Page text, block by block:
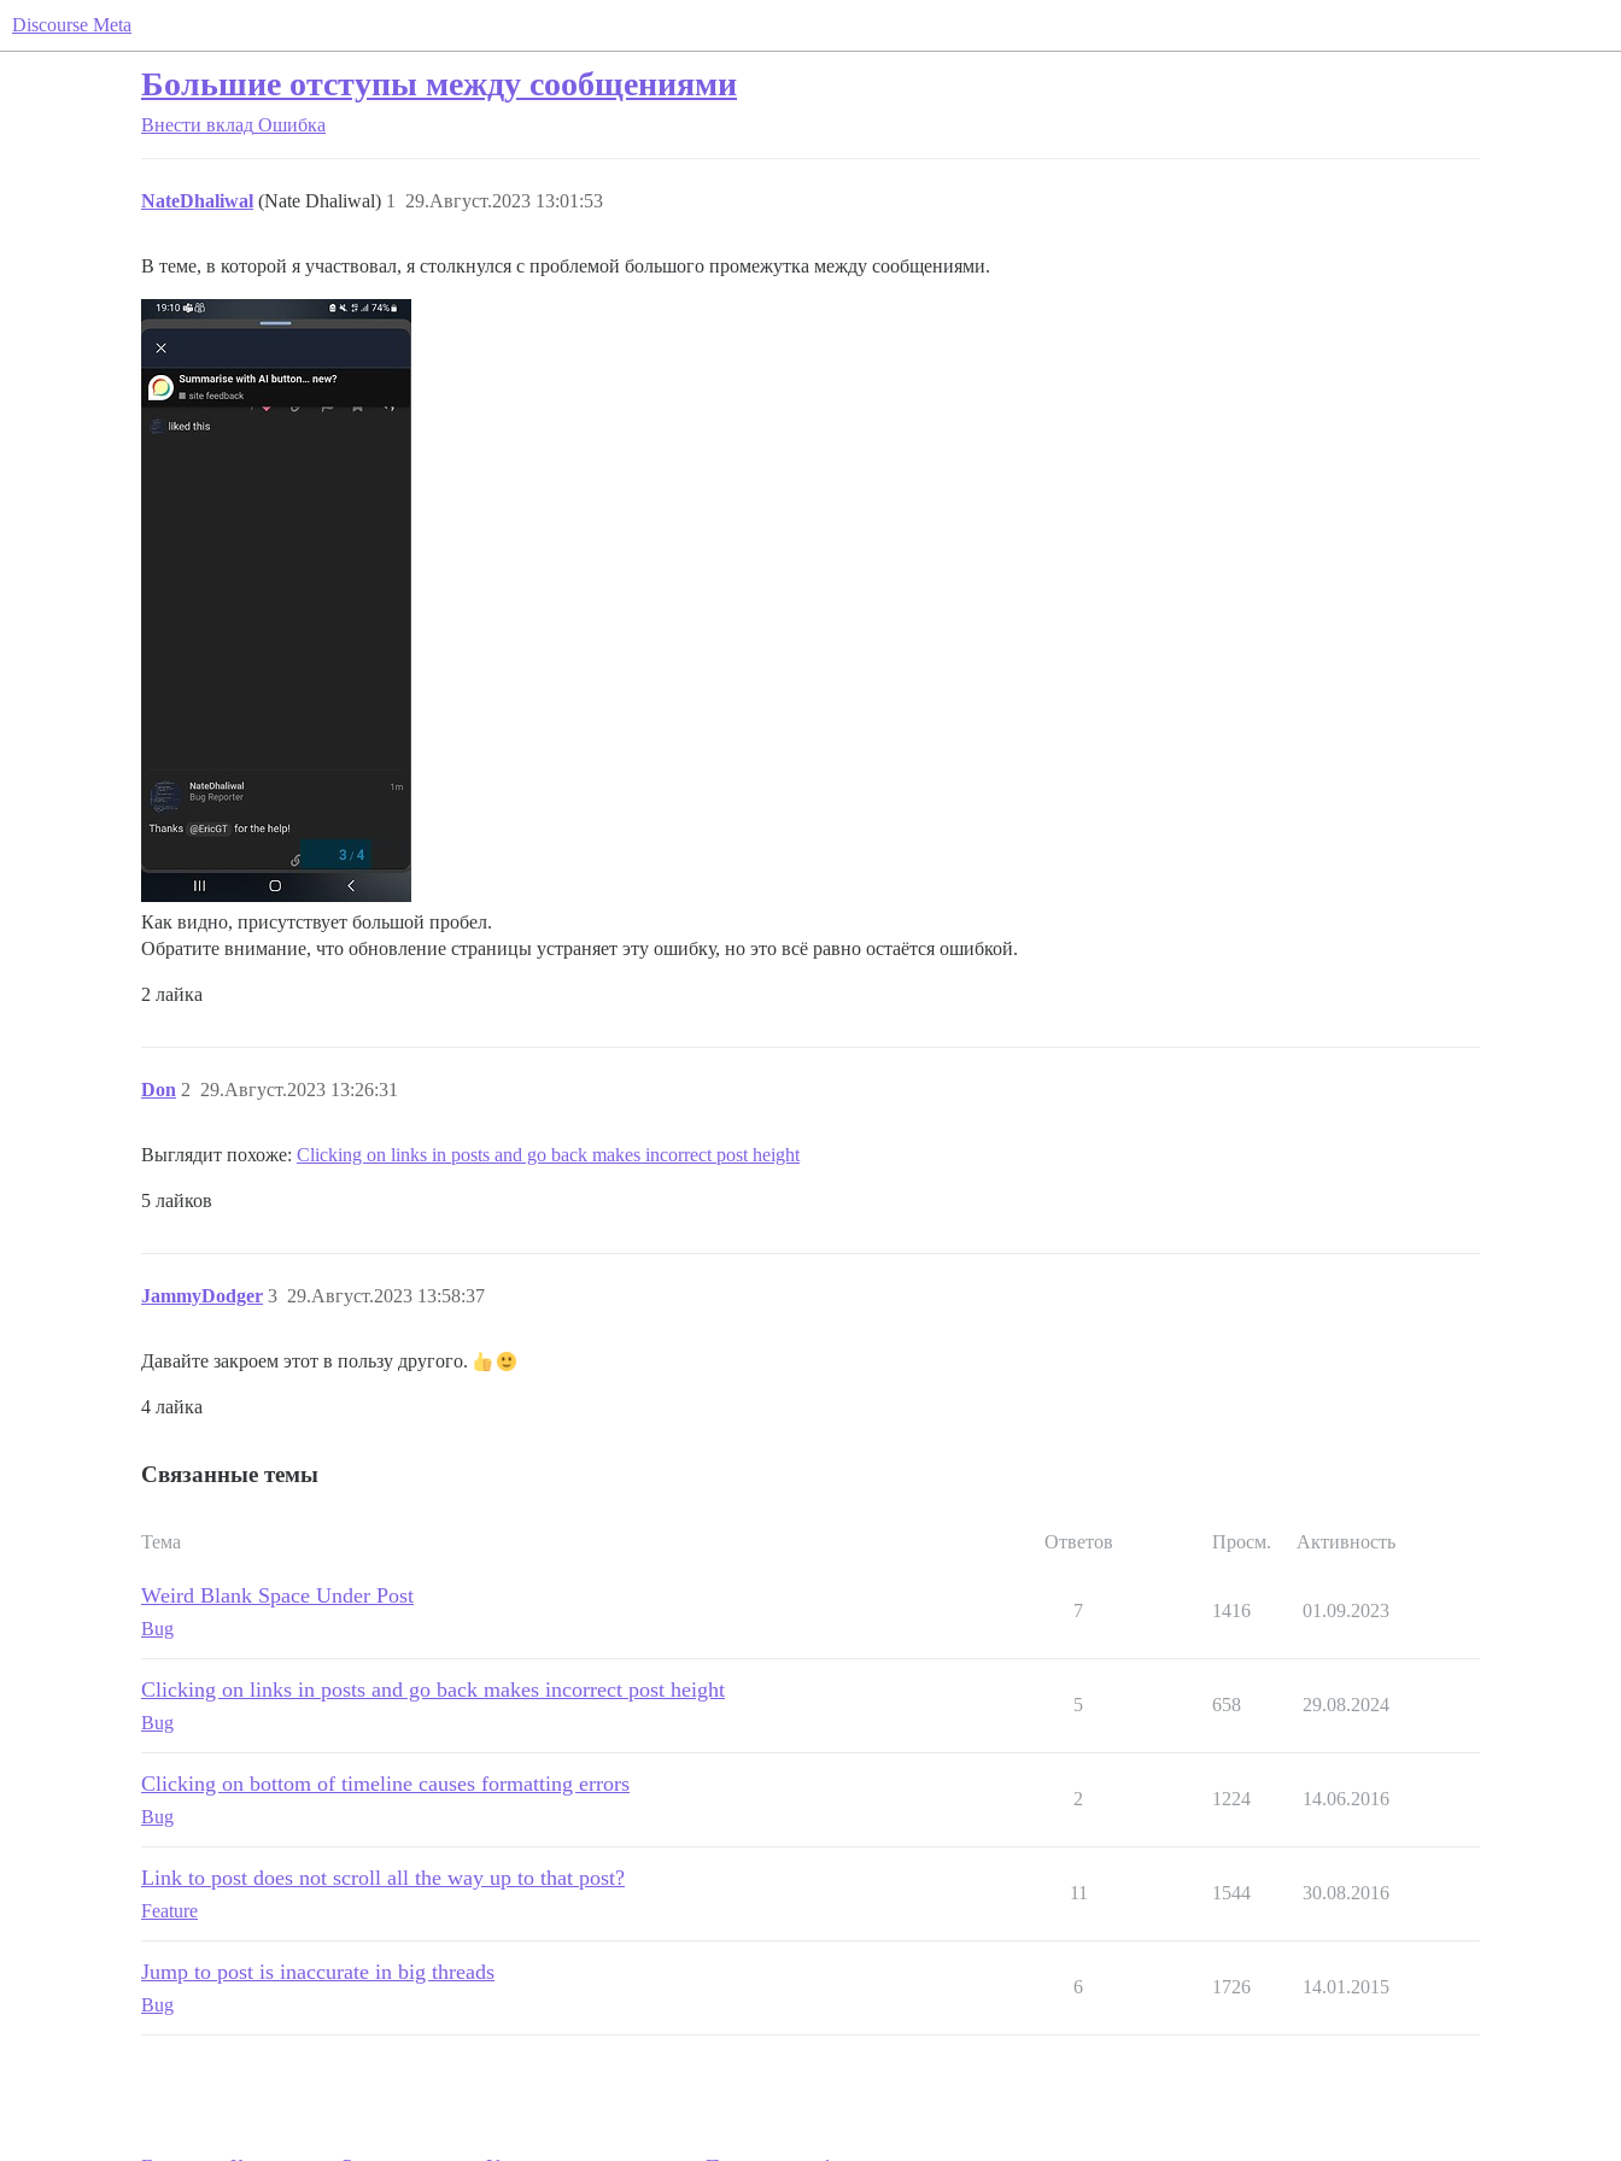
Discourse Meta
Большие отступы между сообщениями
Внести вклад Ошибка
NateDhaliwal (Nate Dhaliwal) 29.Август.2023 13:01:53
1
В теме, в которой я участвовал, я столкнулся с проблемой большого промежутка между сообщениями.
Как видно, присутствует большой пробел.
Обратите внимание, что обновление страницы устраняет эту ошибку, но это всё равно остаётся ошибкой.
2 лайка
Don 29.Август.2023 13:26:31
2
Выглядит похоже: Clicking on links in posts and go back makes incorrect post height
5 лайков
JammyDodger 29.Август.2023 13:58:37
3
Давайте закроем этот в пользу другого.
4 лайка
Связанные темы
Тема Ответов Просм. Активность
Weird Blank Space Under Post
Bug
7 1416 01.09.2023
Clicking on links in posts and go back makes incorrect post height
Bug
5 658 29.08.2024
Clicking on bottom of timeline causes formatting errors
Bug
2 1224 14.06.2016
Link to post does not scroll all the way up to that post?
Feature
11 1544 30.08.2016
Jump to post is inaccurate in big threads
Bug
6 1726 14.01.2015